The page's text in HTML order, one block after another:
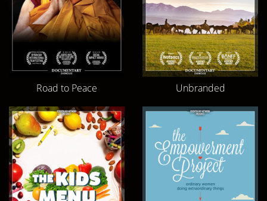
Road to Peace Unbranded